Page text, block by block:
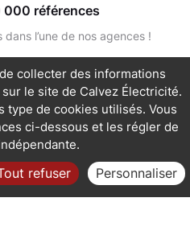
000 références
l’une de nos agences !
rapide
72h, livraison régionale en
collecter des informations
le site de Calvez Électricité.
type de cookies utilisés. Vous
ci-dessous et les régler de
refuser Personnaliser